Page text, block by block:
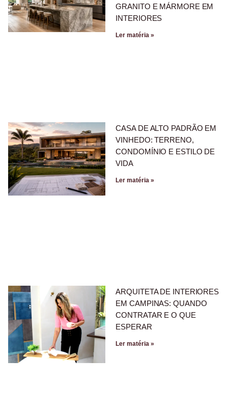
GRANITO E MÁRMORE EM
INTERIORES
Ler matéria »
CASA DE ALTO PADRÃO EM
VINHEDO: TERRENO,
CONDOMÍNIO E ESTILO DE
VIDA
Ler matéria »
ARQUITETA DE INTERIORES
EM CAMPINAS: QUANDO
CONTRATAR E O QUE
ESPERAR
Ler matéria »